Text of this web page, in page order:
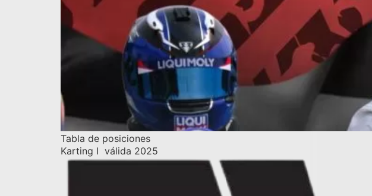
Tabla de posiciones
Karting I válida 2025